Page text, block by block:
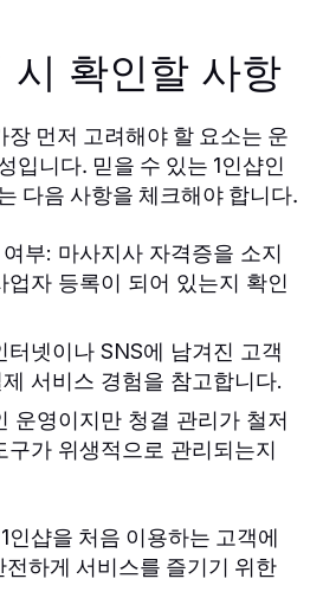
시 확인할 사항
장 먼저 고려해야 할 요소는 운
입니다. 믿을 수 있는 1인샵인
다음 사항을 체크해야 합니다.
부: 마사지사 자격증을 소지
업자 등록이 되어 있는지 확인
터넷이나 SNS에 남겨진 고객
서비스 경험을 참고합니다.
운영이지만 청결 관리가 철저
구가 위생적으로 관리되는지
1인샵을 처음 이용하는 고객에
하게 서비스를 즐기기 위한